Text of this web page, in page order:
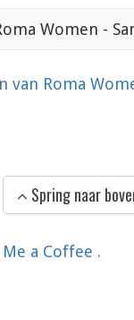
Women -
van Roma
Spring naar
Me a Coffee .